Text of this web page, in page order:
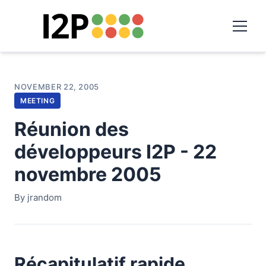
NOVEMBER 22, 2005
MEETING
Réunion des
développeurs I2P - 22
novembre 2005
By jrandom